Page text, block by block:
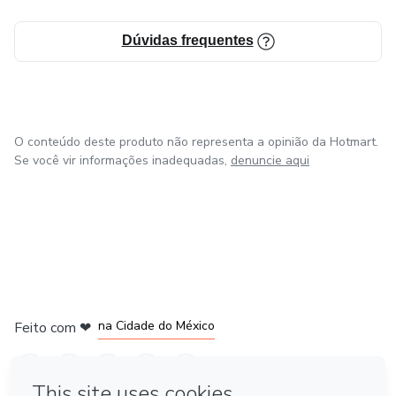
Dúvidas frequentes
O conteúdo deste produto não representa a opinião da Hotmart.
Se você vir informações inadequadas, denuncie aqui
Feito com ❤ na Cidade do México